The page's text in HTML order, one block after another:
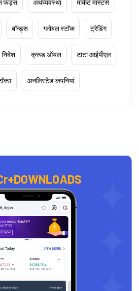
फंड्स अर्थव्यवस्था मार्केट मास्टर्स
बॉन्ड्स ग्लोबल स्टॉक ट्रेडिंग
निवेश क्रूड ऑयल टाटा आईपीएल
अनलिस्टेड कंपनियां
DOWNLOADS